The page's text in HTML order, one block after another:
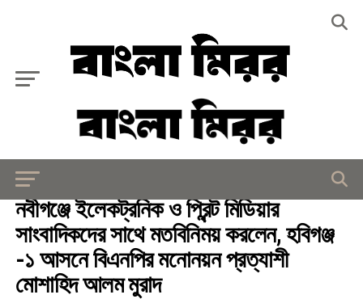
রাজনীতি
নবীগঞ্জে ইলেকট্রনিক ও প্রিন্ট মিডিয়ার
সাংবাদিকদের সাথে মতবিনিময় করলেন, হবিগঞ্জ
-১ আসনে বিএনপির মনোনয়ন প্রত্যাশী
মোশাহিদ আলম মুরাদ